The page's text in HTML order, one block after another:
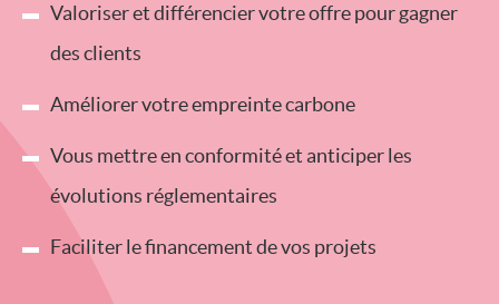
Valoriser et différencier votre offre pour gagner
des clients
Améliorer votre empreinte carbone
Vous mettre en conformité et anticiper les
évolutions réglementaires
Faciliter le financement de vos projets